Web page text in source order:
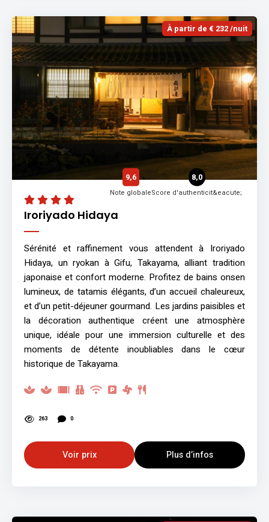
À partir de € 232 /nuit
Iroriyado Hidaya
9,6
Note globale
8,0
Score d'authenticit&eacute;
Sérénité et raffinement vous attendent à Iroriyado
Hidaya, un ryokan à Gifu, Takayama, alliant tradition
japonaise et confort moderne. Profitez de bains onsen
lumineux, de tatamis élégants, d’un accueil chaleureux,
et d’un petit-déjeuner gourmand. Les jardins paisibles et
la décoration authentique créent une atmosphère
unique, idéale pour une immersion culturelle et des
moments de détente inoubliables dans le cœur
historique de Takayama.
263 0
Voir prix Plus d’infos